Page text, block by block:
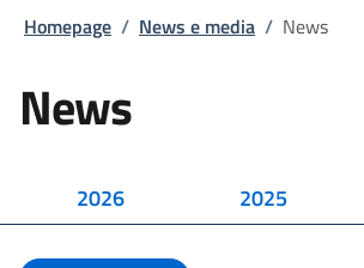
Homepage / News e media / News
News
2026 2025